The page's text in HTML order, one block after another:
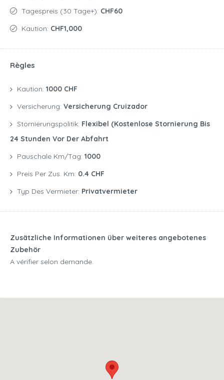
Tagespreis (30 Tage+): CHF60
Kaution: CHF1,000
Règles
Kaution: 1000 CHF
Versicherung: Versicherung Cruizador
Stornierungspolitik: Flexibel (kostenlose Stornierung Bis
24 Stunden Vor Der Abfahrt
Pauschale Km/Tag: 1000
Preis Per Zus. Km: 0.4 CHF
Typ Des Vermieter: Privatvermieter
Zusätzliche Informationen über weiteres angebotenes
Zubehör
A vérifier selon demande.